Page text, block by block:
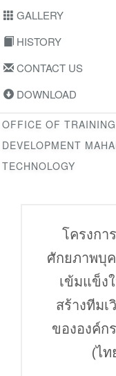
GALLERY
HISTORY
CONTACT US
DOWNLOAD
OFFICE OF
DEVELOPMENT
TECHNOLOGY
โครงกา
ศักยภาพบุค
เข้มแข็ง
สร้างทีมเ
ขององค์ก
(ไ